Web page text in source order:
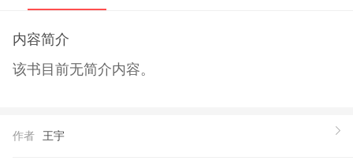
内容简介
该书目前无简介内容。
作者 王宇